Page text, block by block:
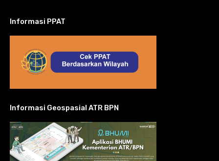
Informasi PPAT
Informasi Geospasial ATR BPN